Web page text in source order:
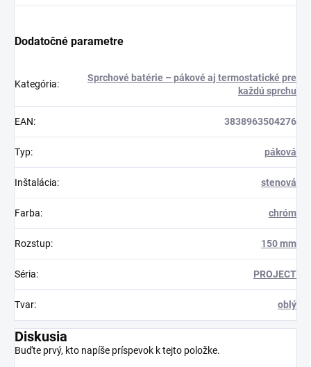
Dodatočné parametre
Kategória:
Sprchové batérie – pákové aj termostatické pre
každú sprchu
EAN: 3838963504276
Typ: páková
Inštalácia: stenová
Farba: chróm
Rozstup: 150 mm
Séria: PROJECT
Tvar: oblý
Diskusia
Buďte prvý, kto napíše príspevok k tejto položke.